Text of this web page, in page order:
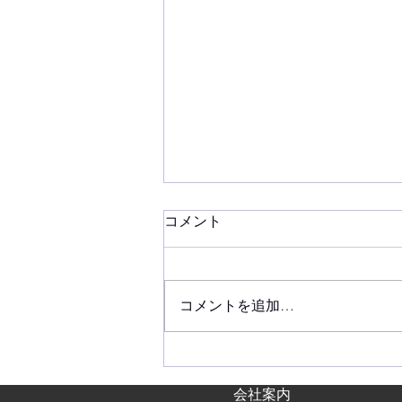
コメント
コメントを追加…
会社案内